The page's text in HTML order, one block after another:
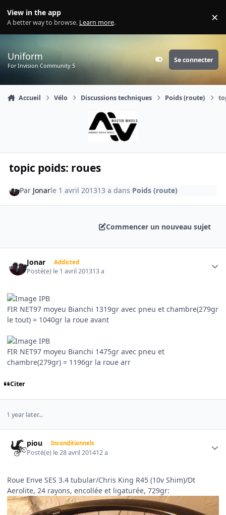
View in the app
A better way to browse. Learn more. ×
Uniform
For Invision Community 5 Customizer
Se connecter
Accueil Vélo Discussions techniques Poids (route)
topic poids: roues
Par Jonarle 1 avril 201313 a dans Poids (route)
Commencer un nouveau sujet
Jonar Addicted
Posté(e) le 1 avril 201313 a
FIR NET97 moyeu Bianchi 1319gr avec pneu et chambre(279gr
le tout) = 1040gr la roue avant
FIR NET97 moyeu Bianchi 1475gr avec pneu et
chambre(279gr) = 1196gr la roue arr
Citer
1 year later...
piou Inconditionnels
Posté(e) le 28 avril 201412 a
Roue Enve SES 3.4 tubular/Chris King R45 (10v Shim)/Dt
Aerolite, 24 rayons, encollée et ligaturée, 729gr: